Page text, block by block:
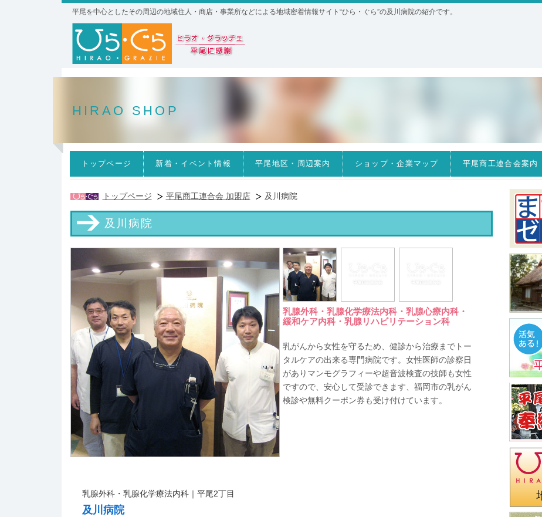
平尾を中心としたその周辺の地域住人・商店・事業所などによる地域密着情報サイト“ひら・ぐら”の及川病院の紹介です。
HIRAO SHOP
トップページ 平尾商工連合会 加盟店 及川病院
及川病院
乳腺外科・乳腺化学療法内科・乳腺心療内科・
緩和ケア内科・乳腺リハビリテーション科
乳がんから女性を守るため、健診から治療までトー
タルケアの出来る専門病院です。女性医師の診察日
がありマンモグラフィーや超音波検査の技師も女性
ですので、安心して受診できます、福岡市の乳がん
検診や無料クーポン券も受け付けています。
乳腺外科・乳腺化学療法内科｜平尾2丁目
及川病院
トップページ 新着・イベント情報 平尾地区・周辺案内 ショップ・企業マップ 平尾商工連合会案内